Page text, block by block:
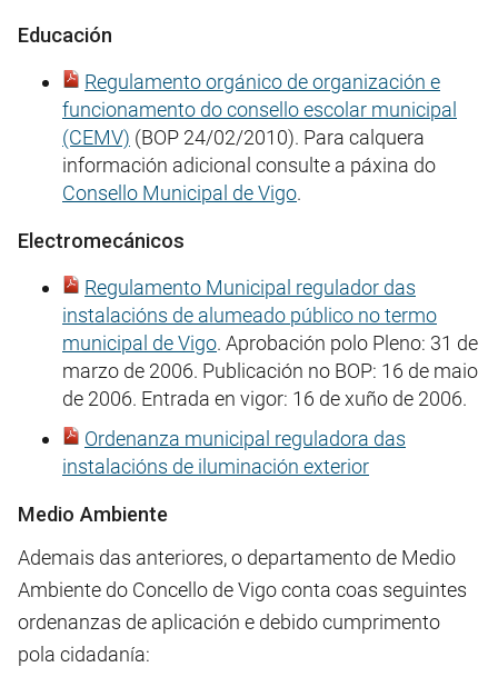
Educación
Regulamento orgánico de organización e
funcionamento do consello escolar municipal
(CEMV) (BOP 24/02/2010). Para calquera
información adicional consulte a páxina do
Consello Municipal de Vigo.
Electromecánicos
Regulamento Municipal regulador das
instalacións de alumeado público no termo
municipal de Vigo. Aprobación polo Pleno: 31 de
marzo de 2006. Publicación no BOP: 16 de maio
de 2006. Entrada en vigor: 16 de xuño de 2006.
Ordenanza municipal reguladora das
instalacións de iluminación exterior
Medio Ambiente
Ademais das anteriores, o departamento de Medio
Ambiente do Concello de Vigo conta coas seguintes
ordenanzas de aplicación e debido cumprimento
pola cidadanía: